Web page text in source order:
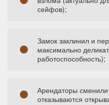
сейфов);
Замок заклинил и
максимально
работоспособность);
Арендаторы
отказываются